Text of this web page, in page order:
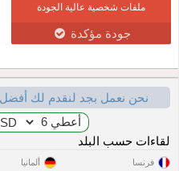
ملفات شخصية عالية الجودة
جودة مؤكدة
نحن نعمل بجد لنقدم لك
لقاءات حسب البلد
فرنسا ألمانيا